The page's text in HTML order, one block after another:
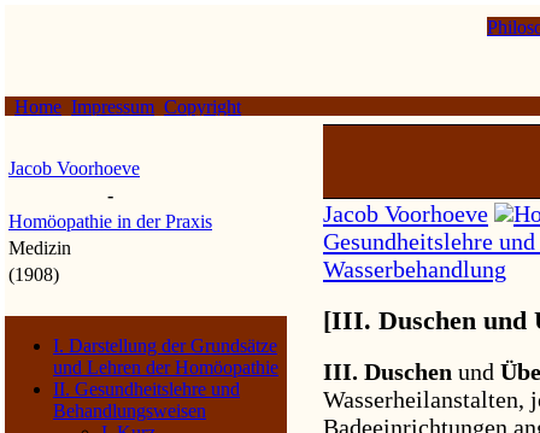
Home Impressum Copyright
Jacob Voorhoeve
-
Homöopathie in der Praxis
Medizin
(1908)
I. Darstellung der Grundsätze
und Lehren der Homöopathie
II. Gesundheitslehre und
Behandlungsweisen
Jacob Voorhoeve
Gesundheitslehre
Wasserbehandlung
[III. Duschen und
III. Duschen und
Wasserheilanstalten,
Badeeinrichtungen